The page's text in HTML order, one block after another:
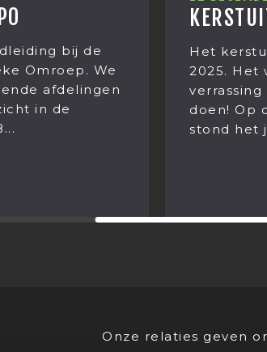
Mediastages
een grote
dit jaar gingen
11 december
HOE
eten
Hoe
Onze relaties geven